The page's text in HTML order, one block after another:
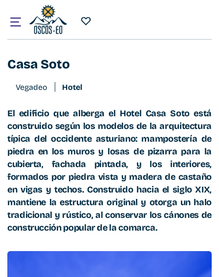
¿Qué visitar?
Casa Soto
Vegadeo Hotel
El edificio que alberga el Hotel Casa Soto está
construido según los modelos de la arquitectura
típica del occidente asturiano: mampostería de
piedra en los muros y losas de pizarra para la
cubierta, fachada pintada, y los interiores,
formados por piedra vista y madera de castaño
en vigas y techos. Construido hacia el siglo XIX,
mantiene la estructura original y otorga un halo
tradicional y rústico, al conservar los cánones de
construcción popular de la comarca.